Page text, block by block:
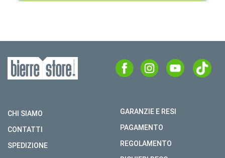
CHI SIAMO
CONTATTI
SPEDIZIONE
GARANZIE E RESI
PAGAMENTO
REGOLAMENTO